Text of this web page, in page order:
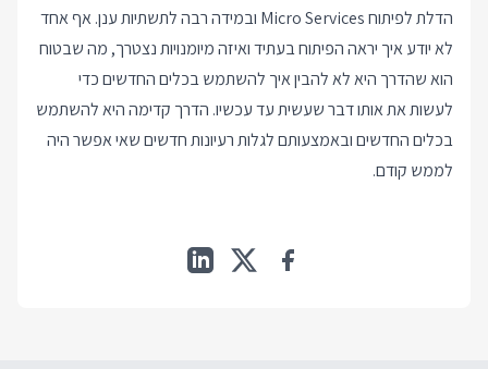
הדלת לפיתוח Micro Services ובמידה רבה לתשתיות ענן. אף אחד
לא יודע איך יראה הפיתוח בעתיד ואיזה מיומנויות נצטרך, מה שבטוח
הוא שהדרך היא לא להבין איך להשתמש בכלים החדשים כדי
לעשות את אותו דבר שעשית עד עכשיו. הדרך קדימה היא להשתמש
בכלים החדשים ובאמצעותם לגלות רעיונות חדשים שאי אפשר היה
לממש קודם.